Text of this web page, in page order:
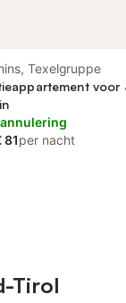
Texelgruppe
voor
81per nacht
Tirol